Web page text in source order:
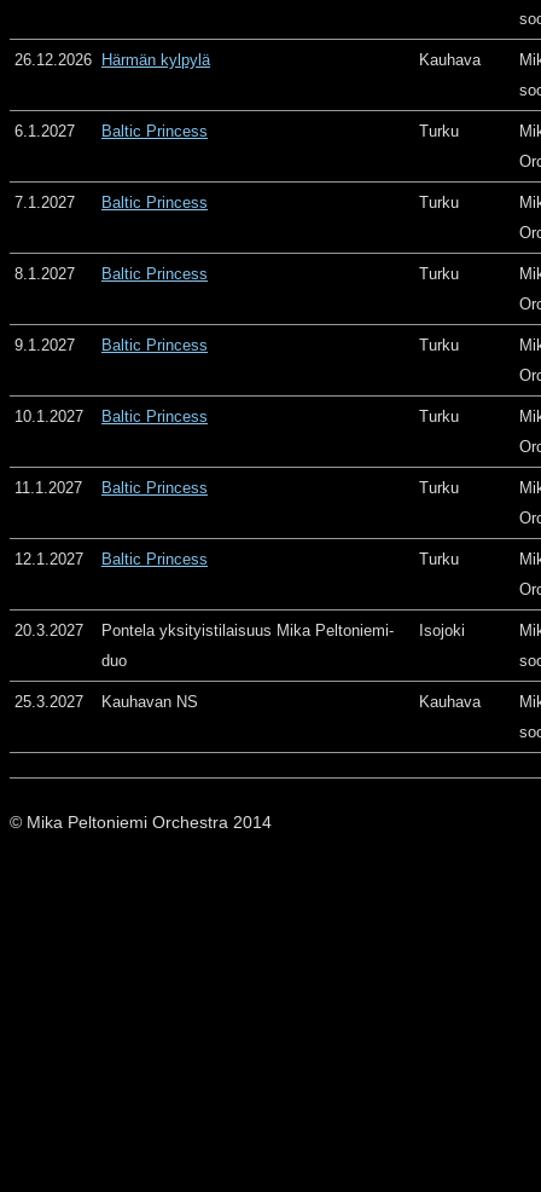
26.12.2026 Härmän kylpylä Kauhava
6.1.2027 Baltic Princess Turku
7.1.2027 Baltic Princess Turku
8.1.2027 Baltic Princess Turku
9.1.2027 Baltic Princess Turku
10.1.2027 Baltic Princess Turku
11.1.2027 Baltic Princess Turku
12.1.2027 Baltic Princess Turku
20.3.2027
Pontela yksityistilaisuus Mika Peltoniemi-
duo
Isojoki
25.3.2027 Kauhavan NS Kauhava
© Mika Peltoniemi Orchestra 2014